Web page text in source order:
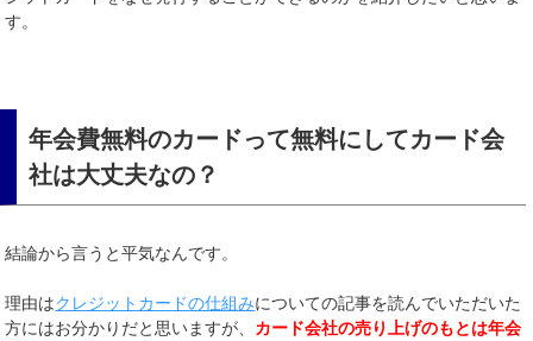
す。
年会費無料のカードって無料にしてカード会
社は大丈夫なの？
結論から言うと平気なんです。
理由はクレジットカードの仕組みについての記事を読んでいただいた
方にはお分かりだと思いますが、 カード会社の売り上げのもとは年会